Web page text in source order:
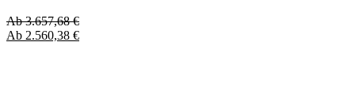
Ab3.657,68€
Ab 2.560,38 €